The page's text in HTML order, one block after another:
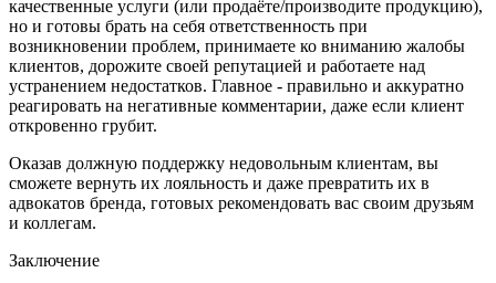
качественные услуги (или продаёте/производите продукцию),
но и готовы брать на себя ответственность при
возникновении проблем, принимаете ко вниманию жалобы
клиентов, дорожите своей репутацией и работаете над
устранением недостатков. Главное - правильно и аккуратно
реагировать на негативные комментарии, даже если клиент
откровенно грубит.
Оказав должную поддержку недовольным клиентам, вы
сможете вернуть их лояльность и даже превратить их в
адвокатов бренда, готовых рекомендовать вас своим друзьям
и коллегам.
Заключение